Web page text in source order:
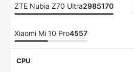
ZTE Nubia Z70 Ultra2985170
Xiaomi Mi 10 Pro4557
CPU